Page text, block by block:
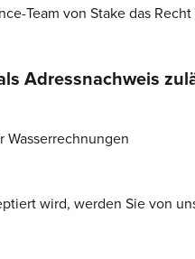
Team von Stake das
Adressnachweis
Wasserrechnungen
wird, werden Sie von